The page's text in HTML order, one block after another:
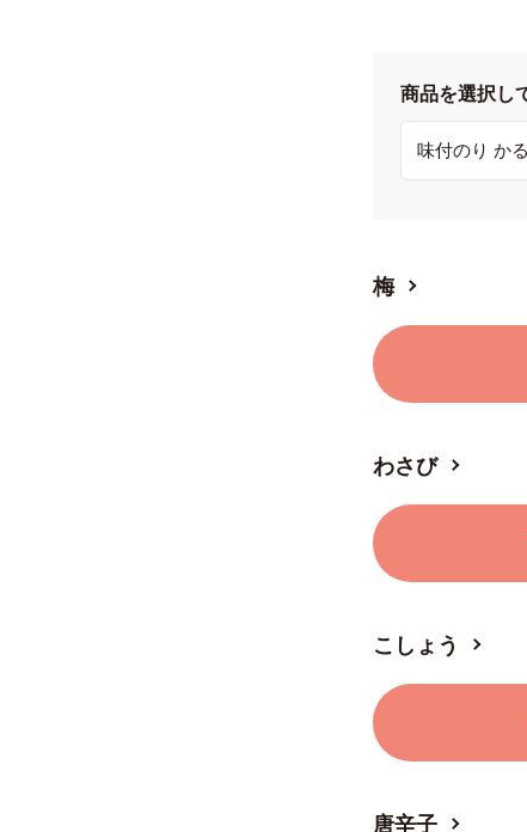
商品を選択し
味付のり か
梅
わさび
こしょう
唐辛子